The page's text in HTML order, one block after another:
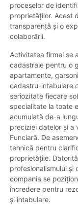
proceselor de
proprietăților. Acest
transparență și o
colaborării.
Activitatea firmei se
cadastrale pentru o
apartamente,
cadastru-
seriozitate fiecare
specialitate la toate
acumulată de-a
preciziei datelor și a
Funciară. De
tehnică pentru
proprietățile.
profesionalismului și
compania se
încredere pentru
și intabulare.